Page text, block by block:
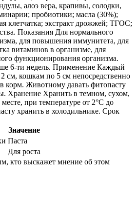
алоэ вера, крапивы, солодки,
пробиотики; масла (30%);
клетчатка; экстракт дрожжей; ТГОС;
Показания Для нормального
для повышения иммунитета, для
витаминов в организме, для
функционирования организма.
6-ти недель. Применение Каждый
2 см, кошкам по 5 см непосредственно
корм. Животному давать фитопасту
Хранение Хранить в темном, сухом,
при температуре от 2°С до
хранить в холодильнике. Срок
Значение
Паста
Для роста
кто выскажет мнение об этом